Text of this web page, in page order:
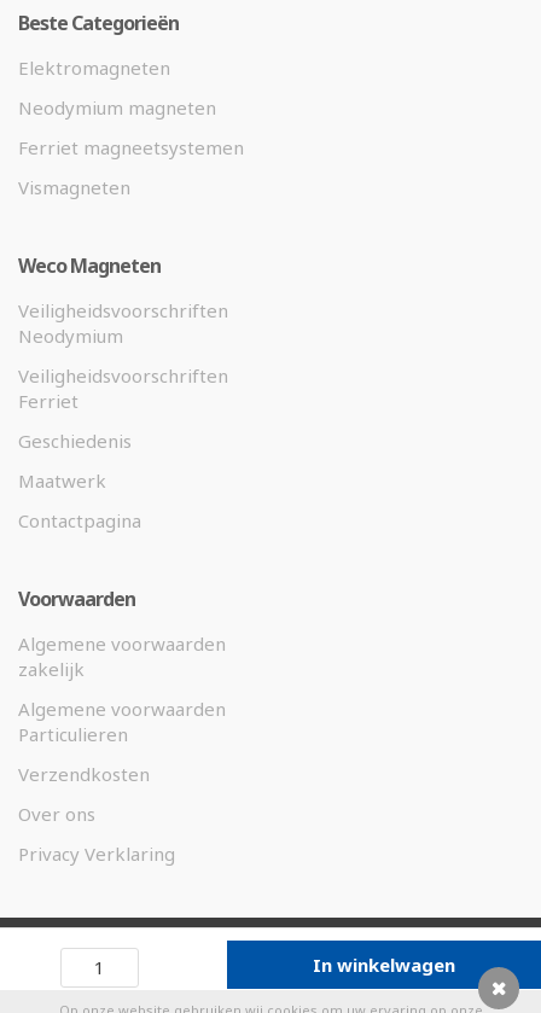
In winkelwagen
Beste Categorieën
Elektromagneten
Neodymium magneten
Ferriet magneetsystemen
Vismagneten
Weco Magneten
Veiligheidsvoorschriften
Neodymium
Veiligheidsvoorschriften
Ferriet
Geschiedenis
Maatwerk
Contactpagina
Voorwaarden
Algemene voorwaarden
zakelijk
Algemene voorwaarden
Particulieren
Verzendkosten
Over ons
Privacy Verklaring
2026 Weco Magneten.nl -
Designed by